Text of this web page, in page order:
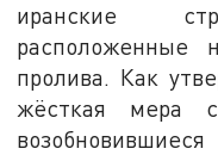
иранские
расположенные
пролива. Как
жёсткая мера